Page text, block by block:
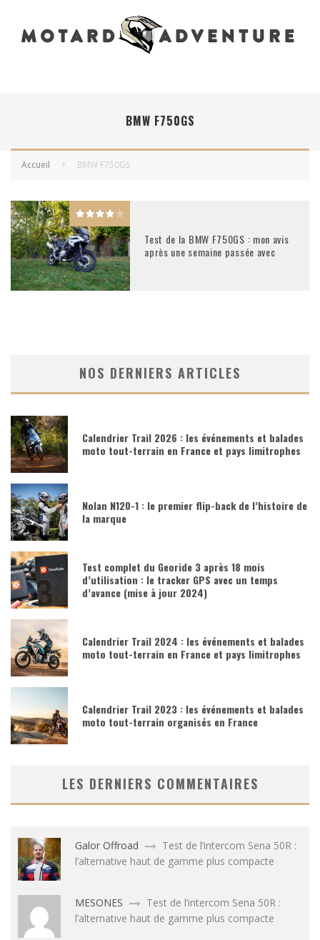
BMW F750GS
Accueil BMW F750GS
Test de la BMW F750GS : mon avis
après une semaine passée avec
NOS DERNIERS ARTICLES
Calendrier Trail 2026 : les événements et balades
moto tout-terrain en France et pays limitrophes
Nolan N120-1 : le premier flip-back de l’histoire de
la marque
Test complet du Georide 3 après 18 mois
d’utilisation : le tracker GPS avec un temps
d’avance (mise à jour 2024)
Calendrier Trail 2024 : les événements et balades
moto tout-terrain en France et pays limitrophes
Calendrier Trail 2023 : les événements et balades
moto tout-terrain organisés en France
LES DERNIERS COMMENTAIRES
Galor Offroad
Test de l’intercom Sena 50R :
l’alternative haut de gamme plus compacte
MESONES
Test de l’intercom Sena 50R :
l’alternative haut de gamme plus compacte